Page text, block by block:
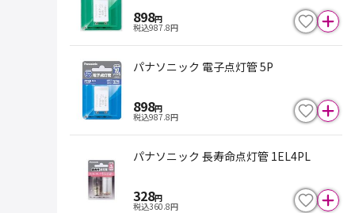
898円
税込987.8円
パナソニック 電子点灯管 5P
898円
税込987.8円
パナソニック 長寿命点灯管 1EL4PL
328円
税込360.8円